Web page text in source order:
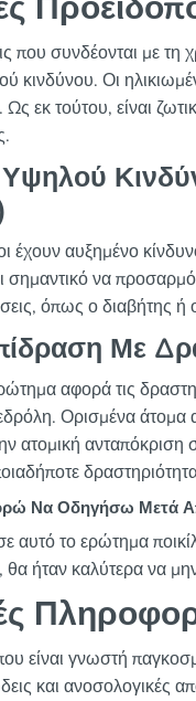
που συνδέονται με
κινδύνου. Οι
Ως εκ τούτου, είναι
έχουν αυξημένο
να
όπως ο διαβήτης ή
Με
αφορά τις
Ορισμένα άτομα
ατομική ανταπόκριση
Να Οδηγήσω Μετά
αυτό το ερώτημα
θα ήταν καλύτερα να
είναι γνωστή
και ανοσολογικές